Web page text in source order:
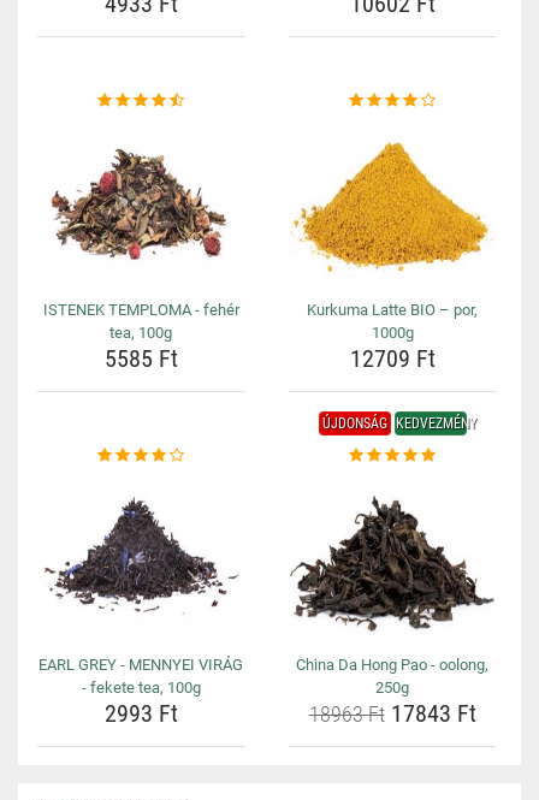
ISTENEK TEMPLOMA - fehér
tea, 100g
5585 Ft
Kurkuma Latte BIO – por,
1000g
12709 Ft
EARL GREY - MENNYEI VIRÁG
- fekete tea, 100g
2993 Ft
ÚJDONSÁG KEDVEZMÉNY
China Da Hong Pao - oolong,
250g
18963 Ft17843 Ft